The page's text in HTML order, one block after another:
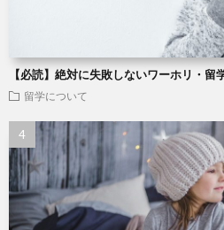
【必読】絶対に失敗しないワーホリ・
留学について